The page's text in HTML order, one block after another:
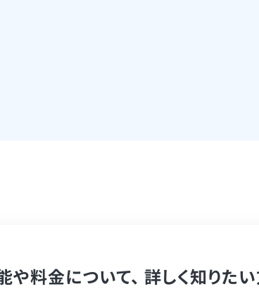
や料金について、 詳しく知りた